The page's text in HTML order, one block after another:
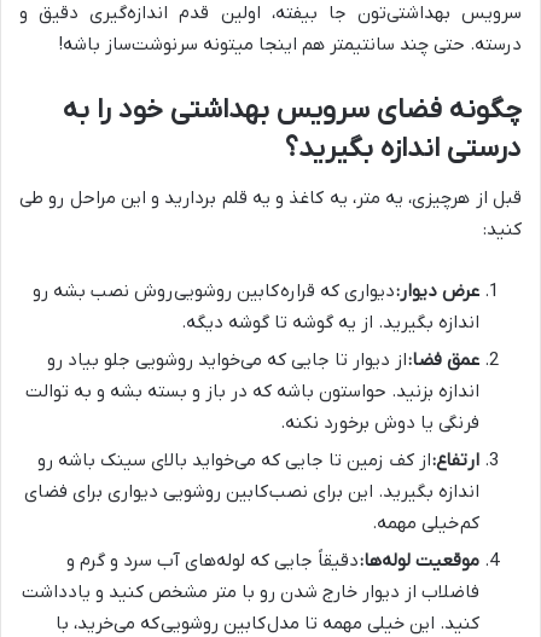
سرویس بهداشتی‌تون جا بیفته، اولین قدم اندازه‌گیری دقیق و
درسته. حتی چند سانتیمتر هم اینجا میتونه سرنوشت‌ساز باشه!
چگونه فضای سرویس بهداشتی خود را به
درستی اندازه بگیرید؟
قبل از هرچیزی، یه متر، یه کاغذ و یه قلم بردارید و این مراحل رو طی
کنید:
عرض دیوار:دیواری که قرارهکابین روشوییروش نصب بشه رو
اندازه بگیرید. از یه گوشه تا گوشه دیگه.
عمق فضا:از دیوار تا جایی که می‌خواید روشویی جلو بیاد رو
اندازه بزنید. حواستون باشه که در باز و بسته بشه و به توالت
فرنگی یا دوش برخورد نکنه.
ارتفاع:از کف زمین تا جایی که می‌خواید بالای سینک باشه رو
اندازه بگیرید. این برای نصبکابین روشویی دیواری برای فضای
کمخیلی مهمه.
موقعیت لوله‌ها:دقیقاً جایی که لوله‌های آب سرد و گرم و
فاضلاب از دیوار خارج شدن رو با متر مشخص کنید و یادداشت
کنید. این خیلی مهمه تا مدلکابین روشوییکه می‌خرید، با